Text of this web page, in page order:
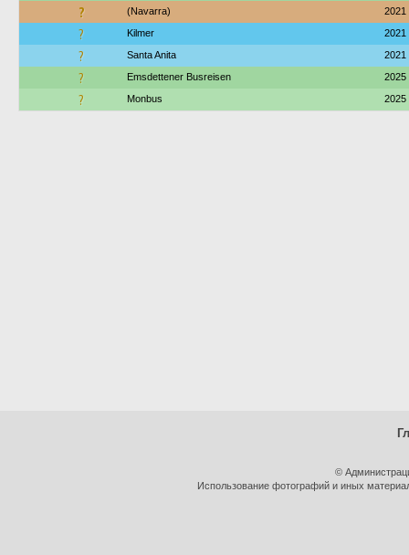
? (Navarra) 2021
? Kilmer 2021
? Santa Anita 2021
? Emsdettener Busreisen 2025
? Monbus 2025
©
Использование фотографий и иных